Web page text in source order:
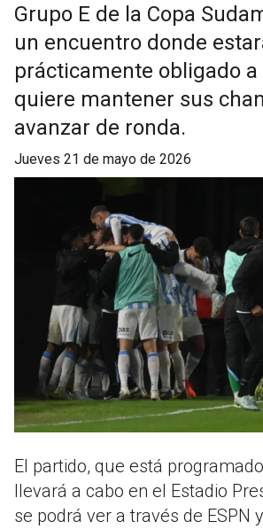
Grupo E de la Copa
un encuentro donde
prácticamente obligado a
quiere mantener sus
avanzar de ronda.
jueves 21 de mayo de 2026
El partido, que está
llevará a cabo en el Estadio
se podrá ver a través de ESPN